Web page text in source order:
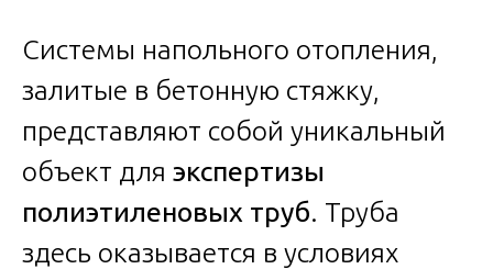
Системы напольного отопления,
залитые в бетонную стяжку,
представляют собой уникальный
объект для экспертизы
полиэтиленовых труб. Труба
здесь оказывается в условиях